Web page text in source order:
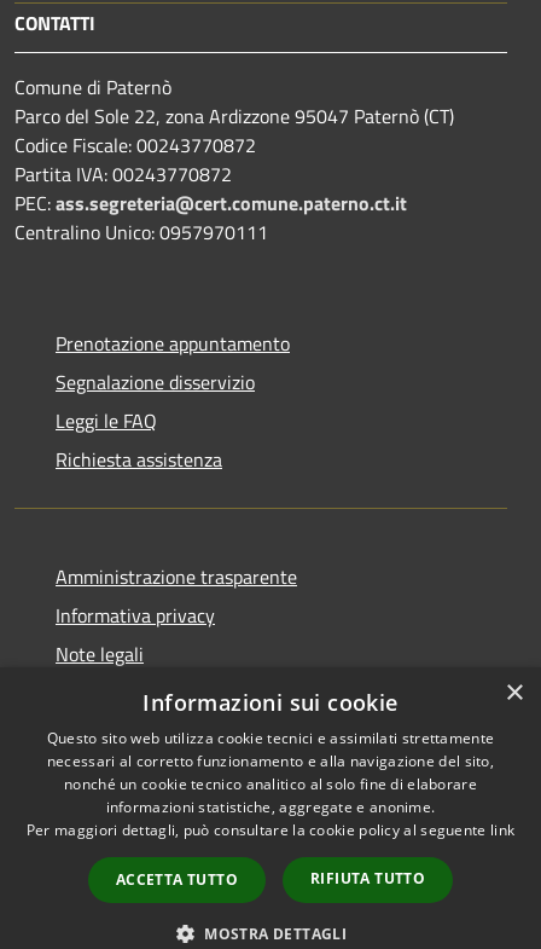
CONTATTI
Comune di Paternò
Parco del Sole 22, zona Ardizzone 95047 Paternò (CT)
Codice Fiscale: 00243770872
Partita IVA: 00243770872
PEC:ass.segreteria@cert.comune.paterno.ct.it
Centralino Unico: 0957970111
Prenotazione appuntamento
Segnalazione disservizio
Leggi le FAQ
Richiesta assistenza
Amministrazione trasparente
Informativa privacy
Note legali
Dichiarazione di accessibilità
Accessibilità
Copyright © 2026 • Comune di
Paternò • Powered by
Municipium•
Accesso
redazione
×
Informazioni sui cookie
Questo sito web utilizza cookie tecnici e assimilati strettamente
necessari al corretto funzionamento e alla navigazione del sito,
nonché un cookie tecnico analitico al solo fine di elaborare
informazioni statistiche, aggregate e anonime.
Per maggiori dettagli, può consultare la cookie policy al seguente link
ACCETTA TUTTO RIFIUTA TUTTO
MOSTRA DETTAGLI